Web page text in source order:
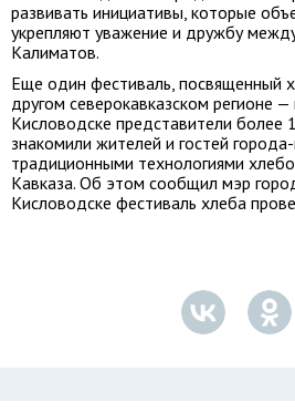
развивать инициативы, которые
укрепляют уважение и дружбу
Калиматов.
Еще один фестиваль, посвященный
другом северокавказском регионе
Кисловодске представители более
знакомили жителей и гостей
традиционными технологиями
Кавказа. Об этом сообщил мэр
Кисловодске фестиваль хлеба